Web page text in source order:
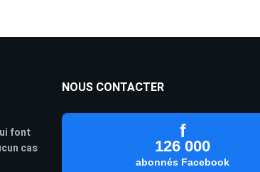
font
cas
NOUS CONTACTER
f
126 000
abonnés Facebook